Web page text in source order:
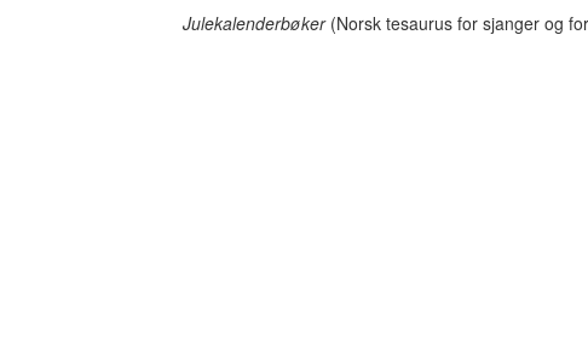
Julekalenderbøker(Norsk tesaurus for sjanger og